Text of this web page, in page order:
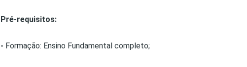
Pré-requisitos:
- Formação: Ensino Fundamental completo;